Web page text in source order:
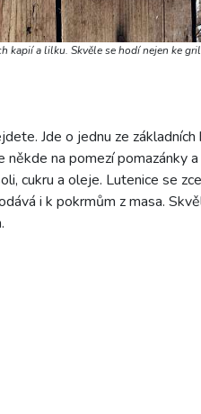
kapií a lilku. Skvěle se hodí nejen ke
Jde o jednu ze základních
na pomezí pomazánky
cukru a oleje. Lutenice se
i k pokrmům z masa.